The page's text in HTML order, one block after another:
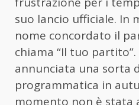
suo lancio ufficiale. In
nome concordato il
chiama “Il tuo
annunciata una sorta
programmatica in
momento non è stata